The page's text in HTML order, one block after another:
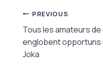
Post
navigation
PREVIOUS
Tous les amateurs
englobent opportuns
Joka